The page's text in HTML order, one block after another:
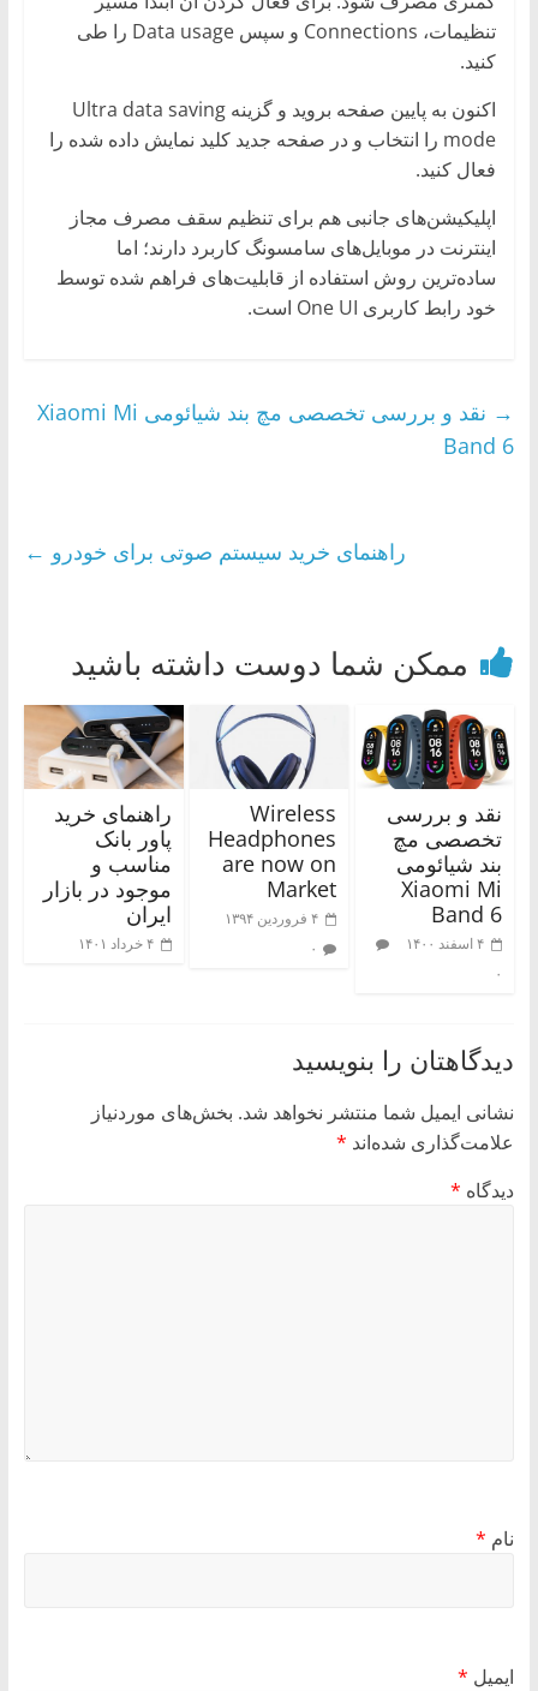
تنظیمات، Connections و سپس Data usage را طی
کنید.
اکنون به پایین صفحه بروید و گزینه Ultra data saving
mode را انتخاب و در صفحه جدید کلید نمایش داده شده را
فعال کنید.
اپلیکیشن‌های جانبی هم برای تنظیم سقف مصرف مجاز
اینترنت در موبایل‌های سامسونگ کاربرد دارند؛ اما
ساده‌ترین روش استفاده از قابلیت‌های فراهم شده توسط
خود رابط کاربری One UI است.
→
نقد و بررسی تخصصی مچ بند شیائومی Xiaomi Mi
Band 6
راهنمای خرید سیستم صوتی برای خودرو ←
ممکن شما دوست داشته باشید
نقد و بررسی
تخصصی مچ
بند شیائومی
Xiaomi Mi
Band 6
۴ اسفند ۱۴۰۰
۰
Wireless
Headphones
are now on
Market
۴ فروردین ۱۳۹۴
۰
راهنمای خرید
پاور بانک
مناسب و
موجود در بازار
ایران
۴ خرداد ۱۴۰۱
دیدگاهتان را بنویسید
نشانی ایمیل شما منتشر نخواهد شد. بخش‌های موردنیاز
علامت‌گذاری شده‌اند *
دیدگاه *
نام *
ایمیل *